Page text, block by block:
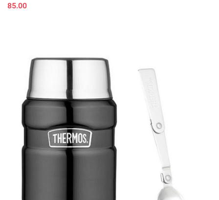
85.00